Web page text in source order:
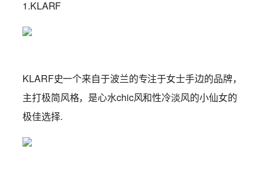
1.KLARF
KLARF史一个来自于波兰的专注于女士手边的品牌，
主打极简风格，是心水chic风和性冷淡风的小仙女的
极佳选择.